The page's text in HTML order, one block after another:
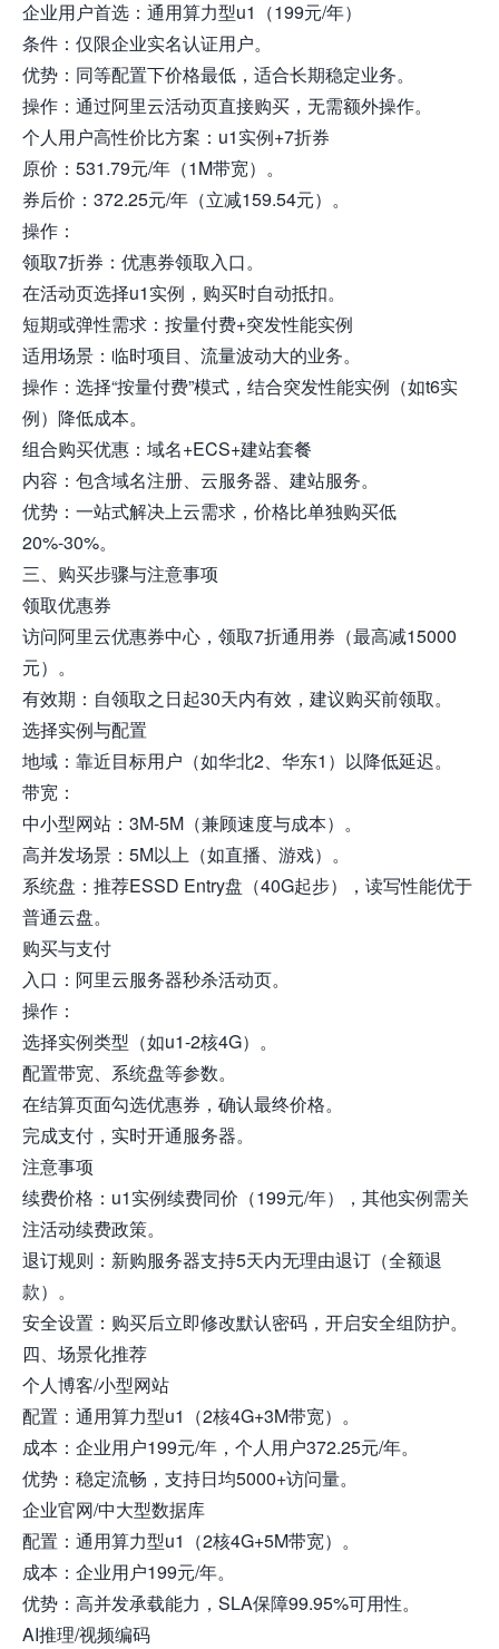
企业用户首选：通用算力型u1（199元/年）
条件：仅限企业实名认证用户。
优势：同等配置下价格最低，适合长期稳定业务。
操作：通过阿里云活动页直接购买，无需额外操作。
个人用户高性价比方案：u1实例+7折券
原价：531.79元/年（1M带宽）。
券后价：372.25元/年（立减159.54元）。
操作：
领取7折券：优惠券领取入口。
在活动页选择u1实例，购买时自动抵扣。
短期或弹性需求：按量付费+突发性能实例
适用场景：临时项目、流量波动大的业务。
操作：选择“按量付费”模式，结合突发性能实例（如t6实
例）降低成本。
组合购买优惠：域名+ECS+建站套餐
内容：包含域名注册、云服务器、建站服务。
优势：一站式解决上云需求，价格比单独购买低
20%-30%。
三、购买步骤与注意事项
领取优惠券
访问阿里云优惠券中心，领取7折通用券（最高减15000
元）。
有效期：自领取之日起30天内有效，建议购买前领取。
选择实例与配置
地域：靠近目标用户（如华北2、华东1）以降低延迟。
带宽：
中小型网站：3M-5M（兼顾速度与成本）。
高并发场景：5M以上（如直播、游戏）。
系统盘：推荐ESSD Entry盘（40G起步），读写性能优于
普通云盘。
购买与支付
入口：阿里云服务器秒杀活动页。
操作：
选择实例类型（如u1-2核4G）。
配置带宽、系统盘等参数。
在结算页面勾选优惠券，确认最终价格。
完成支付，实时开通服务器。
注意事项
续费价格：u1实例续费同价（199元/年），其他实例需关
注活动续费政策。
退订规则：新购服务器支持5天内无理由退订（全额退
款）。
安全设置：购买后立即修改默认密码，开启安全组防护。
四、场景化推荐
个人博客/小型网站
配置：通用算力型u1（2核4G+3M带宽）。
成本：企业用户199元/年，个人用户372.25元/年。
优势：稳定流畅，支持日均5000+访问量。
企业官网/中大型数据库
配置：通用算力型u1（2核4G+5M带宽）。
成本：企业用户199元/年。
优势：高并发承载能力，SLA保障99.95%可用性。
AI推理/视频编码